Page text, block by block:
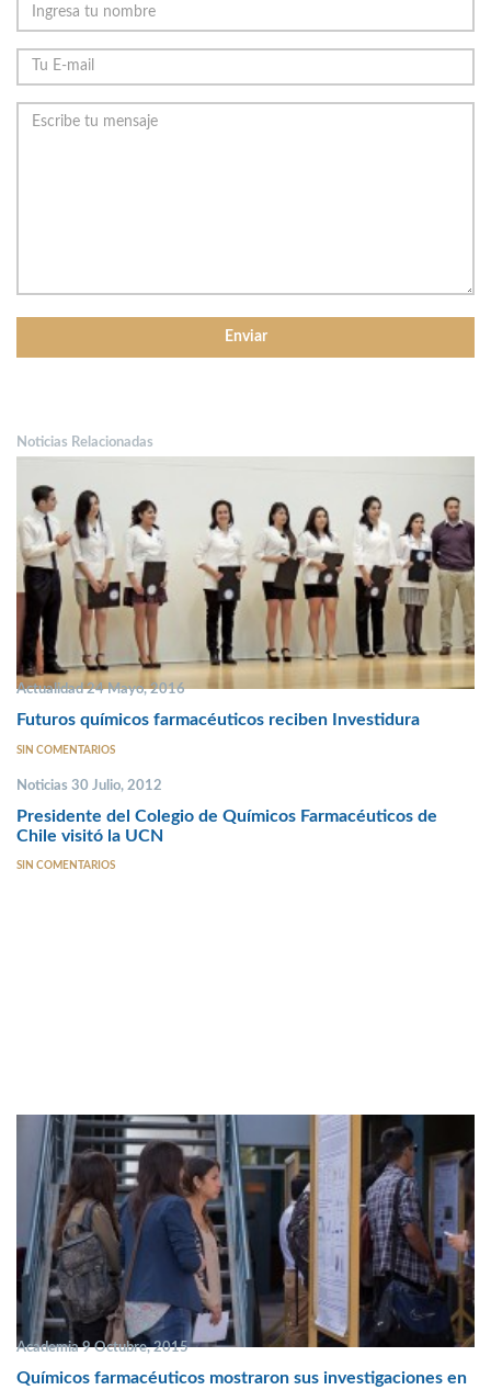
Noticias Relacionadas
Actualidad 24 Mayo, 2016
Futuros químicos farmacéuticos reciben Investidura
SIN COMENTARIOS
Noticias 30 Julio, 2012
Presidente del Colegio de Químicos Farmacéuticos de
Chile visitó la UCN
SIN COMENTARIOS
Academia 9 Octubre, 2015
Químicos farmacéuticos mostraron sus investigaciones en